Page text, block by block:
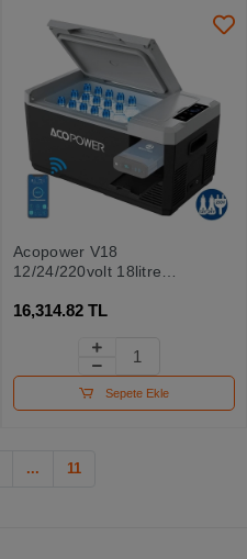
Acopower V18
12/24/220volt 18litre
Buzdolabı (akü Dahil
16,314.82 TL
Sepete Ekle
... 11